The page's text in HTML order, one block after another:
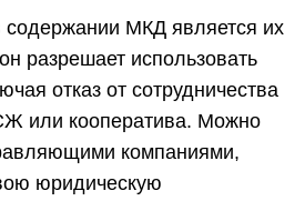
содержании МКД является их
разрешает использовать
отказ от сотрудничества
или кооператива. Можно
компаниями,
юридическую